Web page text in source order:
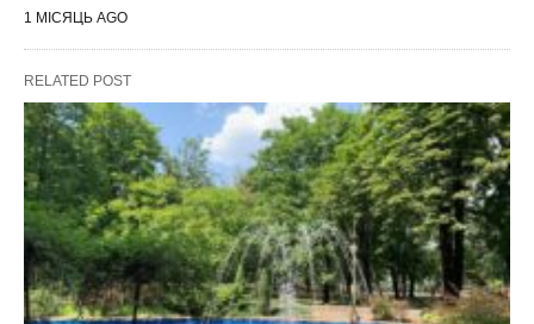
1 МІСЯЦЬ AGO
RELATED POST